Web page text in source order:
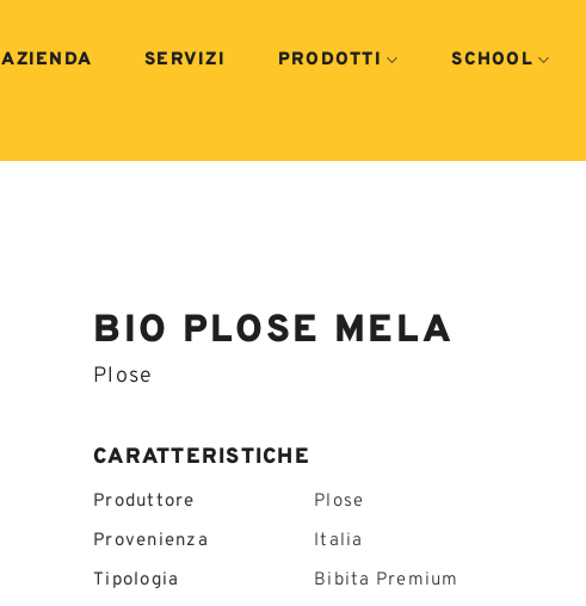
AZIENDA SERVIZI PRODOTTI SCHOOL
BIO PLOSE MELA
Plose
CARATTERISTICHE
Produttore
Plose
Provenienza
Italia
Tipologia
Bibita Premium